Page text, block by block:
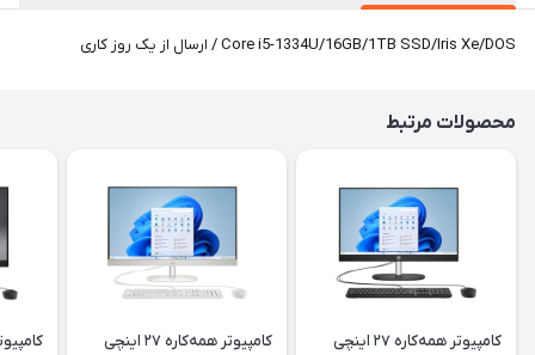
Core i5-1334U/16GB/1TB SSD/Iris Xe/DOS / ارسال از یک روز کاری
محصولات مرتبط
کامپیوتر همه‌کاره ۲۷ اینچی
کامپیوتر همه‌کاره ۲۷ اینچی